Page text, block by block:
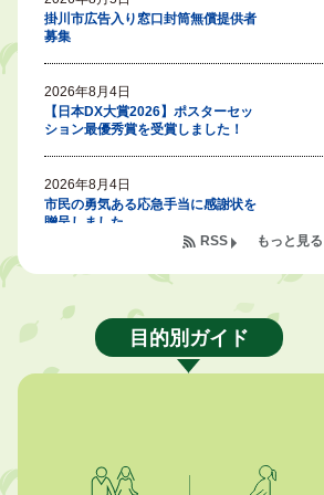
掛川市広告入り窓口封筒無償提供者
募集
2026年8月4日
【日本DX大賞2026】ポスターセッ
ション最優秀賞を受賞しました！
2026年8月4日
市民の勇気ある応急手当に感謝状を
贈呈しました
2026年8月4日
2026年8月3日
「水道カルテ」の公表について
税制）のお願い
もっと見る
RSS
目的別ガイド